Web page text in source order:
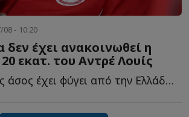
08 - 10:20
δεν έχει ανακοινωθεί η
εκατ. του Αντρέ Λουίς
Ο Βραζιλιάνος άσος έχει φύγει από την Ελλάδα και τον Ο...